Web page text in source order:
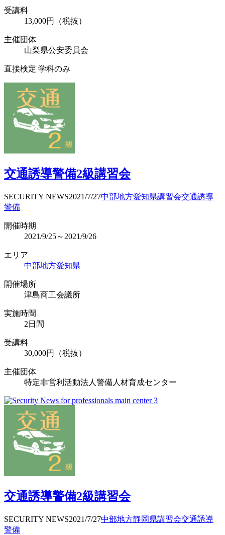
受講料
13,000円（税抜）
主催団体
山梨県公安委員会
直接検定 学科のみ
交通誘導警備2級講習会
SECURITY NEWS2021/7/27中部地方愛知県講習会交通誘導
警備
開催時期
2021/9/25～2021/9/26
エリア
中部地方愛知県
開催場所
津島商工会議所
実施時間
2日間
受講料
30,000円（税抜）
主催団体
特定非営利活動法人警備人材育成センター
交通誘導警備2級講習会
SECURITY NEWS2021/7/27中部地方静岡県講習会交通誘導
警備